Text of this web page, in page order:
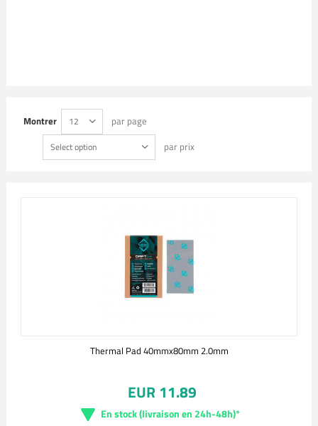
Montrer 12 par page
Select option par prix
Thermal Pad 40mmx80mm 2.0mm
EUR 11.89
En stock (livraison en 24h-48h)*